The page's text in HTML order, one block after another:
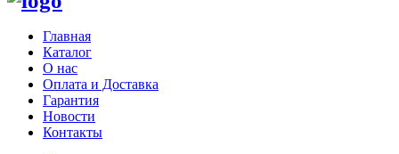
Главная
Каталог
О нас
Оплата и Доставка
Гарантия
Новости
Контакты